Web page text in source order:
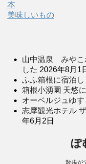
本
美味しいもの
山中温泉 みやこ
した 2026年8月1
ふふ箱根に宿泊し
箱根小湧園 天悠
オーベルジュゆ
志摩観光ホテル
年6月2日
ぽ